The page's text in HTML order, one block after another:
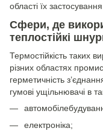
області їх застосування.
Сфери, де
теплостійкі
Термостійкість таких
різних областях
герметичність
гумові ущільнювачі в
електроніка;